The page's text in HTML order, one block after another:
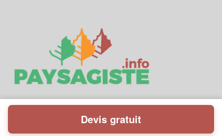
Powered byPlus que pro
Devis gratuit